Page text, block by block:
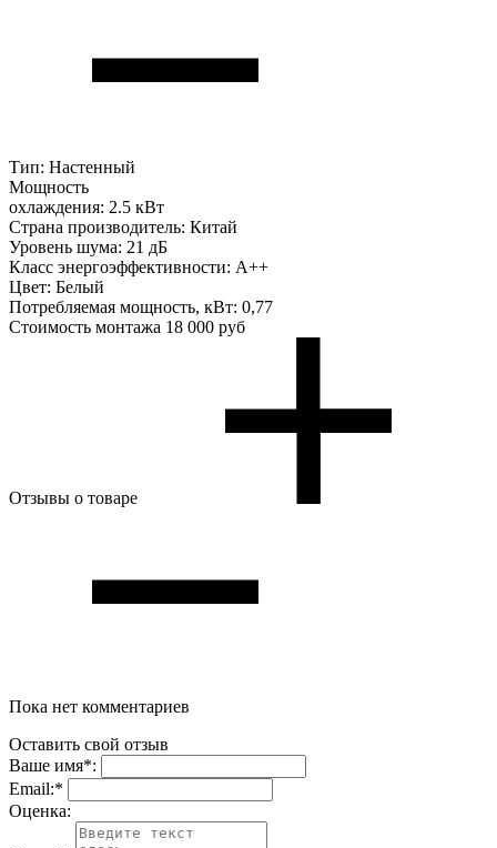
Тип: Настенный
Мощность
охлаждения: 2.5 кВт
Страна производитель: Китай
Уровень шума: 21 дБ
Класс энергоэффективности: A++
Цвет: Белый
Потребляемая мощность, кВт: 0,77
Стоимость монтажа 18 000 руб
Отзывы о товаре
Пока нет комментариев
Оставить свой отзыв
Ваше имя*:
Email:*
Oценка: